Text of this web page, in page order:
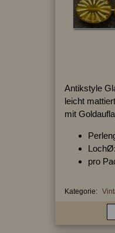
Antikstyle
leicht mattiert
mit
pro
Kategorie: